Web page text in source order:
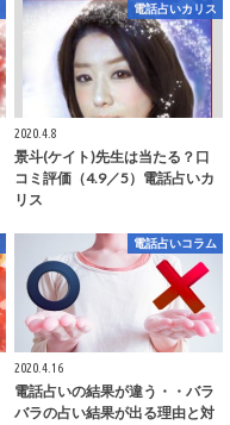
電話占いカリス
2020.4.8
景斗(ケイト)先生は当たる？口
コミ評価（4.9／5）電話占いカ
リス
電話占いコラム
2020.4.16
電話占いの結果が違う・・バラ
バラの占い結果が出る理由と対